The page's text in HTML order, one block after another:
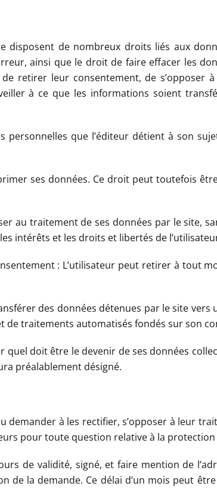
de nombreux droits liés aux
ainsi que le droit de faire effacer les
retirer leur consentement, de s’opposer
à ce que les informations soient
personnelles que l’éditeur détient à son
ses données. Ce droit peut toutefois
au traitement de ses données par le site,
intérêts et les droits et libertés de
: L’utilisateur peut retirer à tout
des données détenues par le site vers
de traitements automatisés fondés sur son
doit être le devenir de ses données
préalablement désigné.
demander à les rectifier, s’opposer à leur
pour toute question relative à la
de validité, signé, et faire mention de
la demande. Ce délai d’un mois peut